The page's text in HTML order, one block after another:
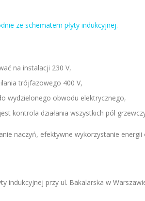
ze schematem płyty indukcyjnej.
na instalacji 230 V,
trójfazowego 400 V,
wydzielonego obwodu elektrycznego,
kontrola działania wszystkich pól
naczyń, efektywne wykorzystanie energii
indukcyjnej przy ul. Bakalarska w